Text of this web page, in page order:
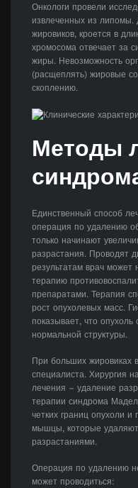
Онкологи провели
извлеченных из
жировиков, кроется в
хромосома отвечает за
жиры. Невозможность
(расщеплять) жировые
скоплению.
Методы
Единственный способ
операция по удалению
только начинают
разрастания. Проводят
результатам врач может
терапию
препаратами. Терапия
рост опухолевых масс.
показывает, что
нормальной структуры.
При больших жировиках
специалиста. Хирургия
лечения – удаление
терапии синдрома
четких границ опухоли
мышцы, которые удаляют
разрастаниями.
Операция по удалению
может проводиться: